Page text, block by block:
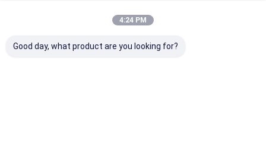
4:24 PM
Good day, what product are you looking for?